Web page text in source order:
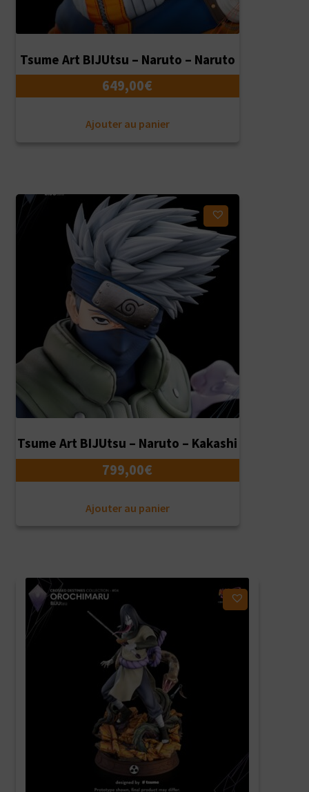
Tsume Art BIJUtsu – Naruto – Naruto
649,00€
Ajouter au panier
Tsume Art BIJUtsu – Naruto – Kakashi
799,00€
Ajouter au panier
Ajouter à ma liste d'envies
Ajouter à ma liste d'envies